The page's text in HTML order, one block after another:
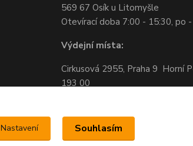
569 67 Osík u Litomyšle
Otevírací doba 7:00 - 15:30, po
Výdejní místa:
Cirkusová 2955, Praha 9 Horní
193 00
Skladová 9, Plzeň 330 23
Otevírací doba 7:00 - 15:00, po
Nastavení Souhlasím